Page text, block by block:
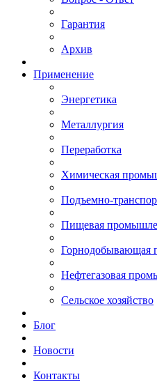
Гарантия
Архив
Применение
Энергетика
Металлургия
Переработка
Химическая
Подъемно-
Пищевая
Горнодобывающая
Нефтегазовая
Сельское хозяйство
Блог
Новости
Контакты